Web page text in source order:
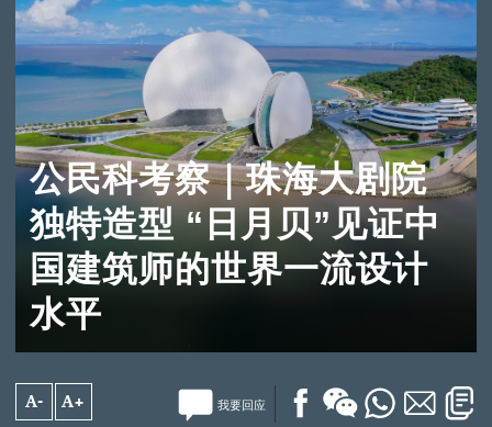
公民科考察｜珠海大剧院
独特造型 “日月贝”见证中
国建筑师的世界一流设计
水平
A- A+ 我要回应